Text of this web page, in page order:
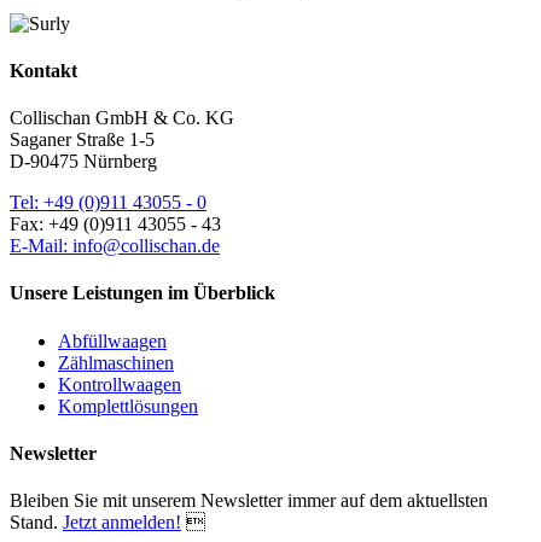
Kontakt
Collischan GmbH & Co. KG
Saganer Straße 1-5
D-90475 Nürnberg
Tel: +49 (0)911 43055 - 0
Fax: +49 (0)911 43055 - 43
E-Mail: info@collischan.de
Unsere Leistungen im Überblick
Abfüllwaagen
Zählmaschinen
Kontrollwaagen
Komplettlösungen
Newsletter
Bleiben Sie mit unserem Newsletter immer auf dem aktuellsten
Stand. Jetzt anmelden! 